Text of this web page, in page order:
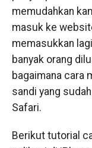
memudahkan
masuk ke
memasukkan lagi
banyak orang
bagaimana cara
sandi yang
Safari.
Berikut tutorial